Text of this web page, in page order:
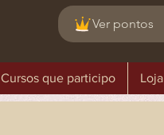
Ver pontos
Cursos que participo Loja